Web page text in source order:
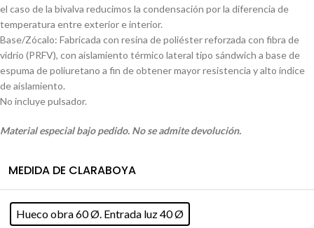
el caso de la bivalva reducimos la condensación por la diferencia de
temperatura entre exterior e interior.
Base/Zócalo: Fabricada con resina de poliéster reforzada con fibra de
vidrio (PRFV), con aislamiento térmico lateral tipo sándwich a base de
espuma de poliuretano a fin de obtener mayor resistencia y alto índice
de aislamiento.
No incluye pulsador.
Material especial bajo pedido. No se admite devolución.
MEDIDA DE CLARABOYA
Hueco obra 60 Ø. Entrada luz 40 Ø